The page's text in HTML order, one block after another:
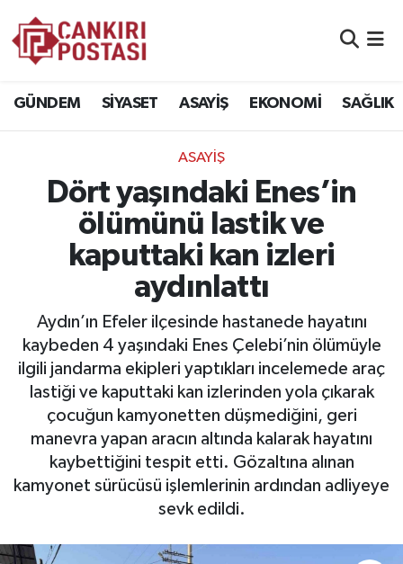
GÜNDEM SİYASET ASAYİŞ EKONOMİ SAĞLIK
ASAYİŞ
Dört yaşındaki Enes’in
ölümünü lastik ve
kaputtaki kan izleri
aydınlattı
Aydın’ın Efeler ilçesinde hastanede hayatını
kaybeden 4 yaşındaki Enes Çelebi’nin ölümüyle
ilgili jandarma ekipleri yaptıkları incelemede araç
lastiği ve kaputtaki kan izlerinden yola çıkarak
çocuğun kamyonetten düşmediğini, geri
manevra yapan aracın altında kalarak hayatını
kaybettiğini tespit etti. Gözaltına alınan
kamyonet sürücüsü işlemlerinin ardından adliyeye
sevk edildi.
EKONOMİ
SAĞLIK
EĞİTİM
YAŞAM
ÇEVRE
İLÇELER
Trafik Durumu
Süper Lig Puan Durumu ve Fikstür
Tüm Manşetler
Son Dakika Haberleri
Haber Arşivi